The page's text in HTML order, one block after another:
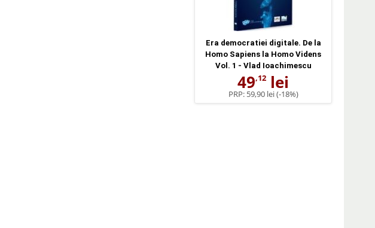
Era democratiei digitale. De la
Homo Sapiens la Homo Videns
Vol. 1 - Vlad Ioachimescu
49,12 lei
PRP: 59,90 lei(-18%)